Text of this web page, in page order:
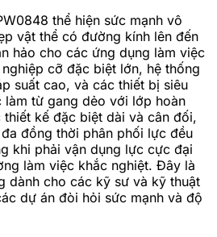
thể hiện sức mạnh vô
vật thể có đường kính lên đến
hảo cho các ứng dụng làm việc
cỡ đặc biệt lớn, hệ thống
suất cao, và các thiết bị siêu
từ gang dẻo với lớp hoàn
kế đặc biệt dài và cân đối,
đồng thời phân phối lực đều
khi phải vận dụng lực cực đại
làm việc khắc nghiệt. Đây là
dành cho các kỹ sư và kỹ thuật
dự án đòi hỏi sức mạnh và độ